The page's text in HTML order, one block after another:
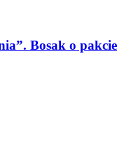
Bosak o pakcie